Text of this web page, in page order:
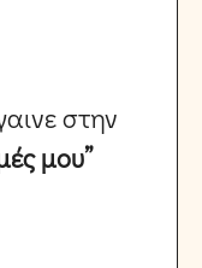
στην
μου”